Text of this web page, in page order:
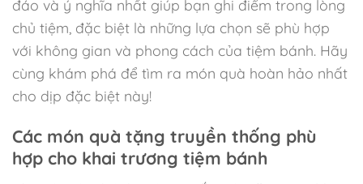
đáo và ý nghĩa nhất giúp bạn ghi điểm trong lòng
chủ tiệm, đặc biệt là những lựa chọn sẽ phù hợp
với không gian và phong cách của tiệm bánh. Hãy
cùng khám phá để tìm ra món quà hoàn hảo nhất
cho dịp đặc biệt này!
Các món quà tặng truyền thống phù
hợp cho khai trương tiệm bánh